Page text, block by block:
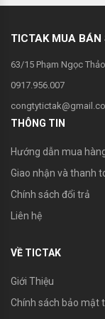
TICTAK MUA BÁN
63/15 Phạm Ngọc
0917.956.007
THÔNG TIN
Hướng dẫn mua
Giao nhận và thanh
Chính sách đổi trả
Liên hệ
VỀ TICTAK
Giới Thiệu
Chính sách bảo mật